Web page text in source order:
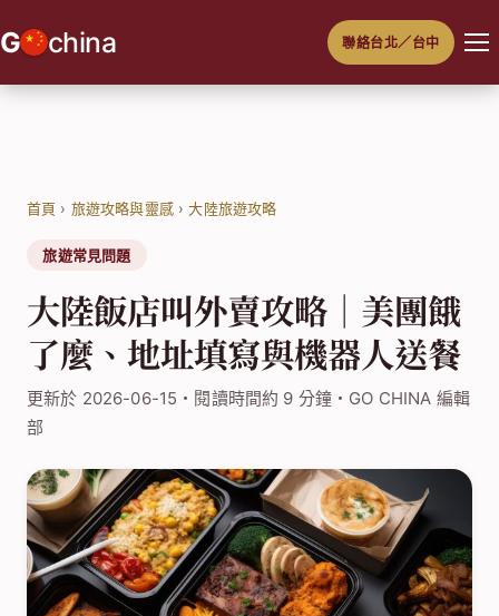
至
G china 聯絡台北／台中
首頁 › 旅遊攻略與靈感›大陸旅遊攻略
旅遊常見問題
大陸飯店叫外賣攻略｜美團餓
了麼、地址填寫與機器人送餐
更新於 2026-06-15・閱讀時間約 9 分鐘・GO CHINA 編輯
部